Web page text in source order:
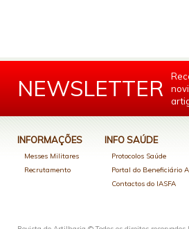
NEWSLETTER
INFORMAÇÕES
Messes Militares
Recrutamento
INFO SAÚDE
Protocolos Saúde
Portal do Beneficiário
Contactos do IASFA